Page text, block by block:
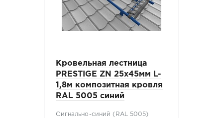
Кровельная лестница
PRESTIGE ZN 25х45мм L-
1,8м композитная кровля
RAL 5005 синий
Сигнально-синий (RAL 5005)